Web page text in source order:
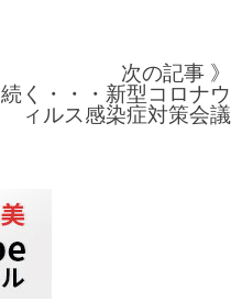
次の記事 》
続く・・・新型コロナウ
ィルス感染症対策会議